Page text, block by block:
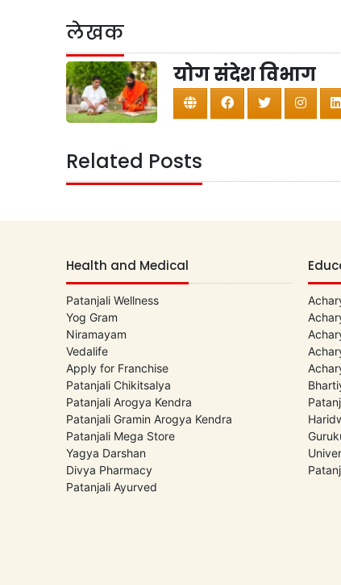
लेखक
योग संदेश विभाग
Related Posts
Health and Medical
Patanjali Wellness
Yog Gram
Niramayam
Vedalife
Apply for Franchise
Patanjali Chikitsalya
Patanjali Arogya Kendra
Patanjali Gramin Arogya Kendra
Patanjali Mega Store
Yagya Darshan
Divya Pharmacy
Patanjali Ayurved